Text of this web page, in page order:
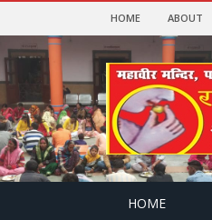
HOME ABOUT
HOME